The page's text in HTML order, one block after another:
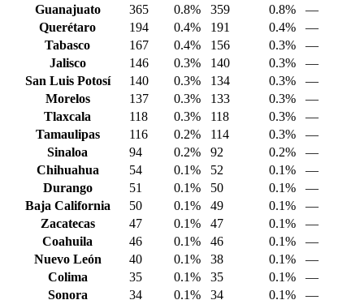
Guanajuato
365 0.8% 359 0.8%
—
Querétaro
194 0.4% 191 0.4%
—
Tabasco
167 0.4% 156 0.3%
—
Jalisco
146 0.3% 140 0.3%
—
San Luis Potosí
140 0.3% 134 0.3%
—
Morelos
137 0.3% 133 0.3%
—
Tlaxcala
118 0.3% 118 0.3%
—
Tamaulipas
116 0.2% 114 0.3%
—
Sinaloa
94 0.2% 92 0.2%
—
Chihuahua
54 0.1% 52 0.1%
—
Durango
51 0.1% 50 0.1%
—
Baja California
50 0.1% 49 0.1%
—
Zacatecas
47 0.1% 47 0.1%
—
Coahuila
46 0.1% 46 0.1%
—
Nuevo León
40 0.1% 38 0.1%
—
Colima
35 0.1% 35 0.1%
—
Sonora
34 0.1% 34 0.1% —